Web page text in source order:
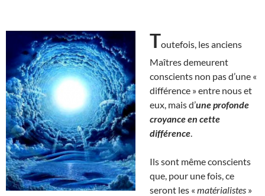
Toutefois, les anciens
Maîtres demeurent
conscients non pas d’une «
différence » entre nous et
eux, mais d’une profonde
croyance en cette
différence
Ils sont même conscients
que, pour une fois, ce
seront les « matérialistes »